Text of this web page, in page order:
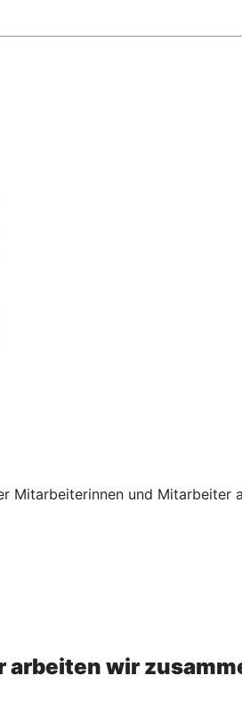
Mitarbeiterinnen und
arbeiten wir